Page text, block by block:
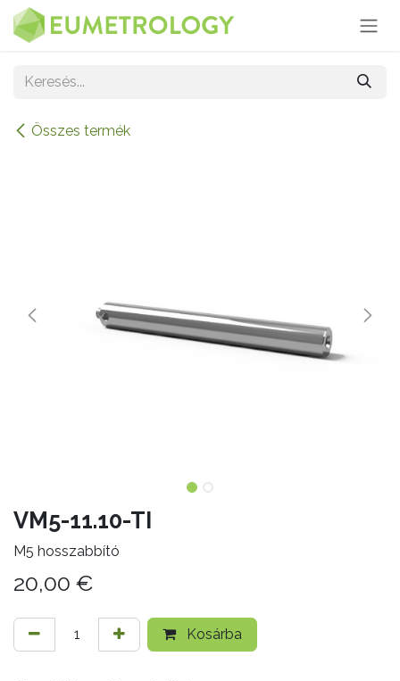
Kihagyás és továbblépés a tartalomhoz
Összes termék
VM5-11.10-TI
M5 hosszabbító
20,00 €
Kosárba